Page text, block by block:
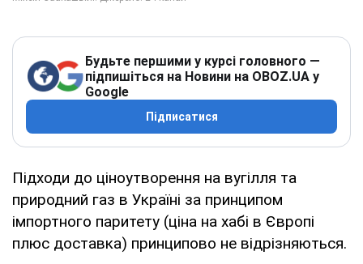
Будьте першими у курсі головного —
підпишіться на Новини на OBOZ.UA у
Google
Підписатися
Підходи до ціноутворення на вугілля та
природний газ в Україні за принципом
імпортного паритету (ціна на хабі в Європі
плюс доставка) принципово не відрізняються.